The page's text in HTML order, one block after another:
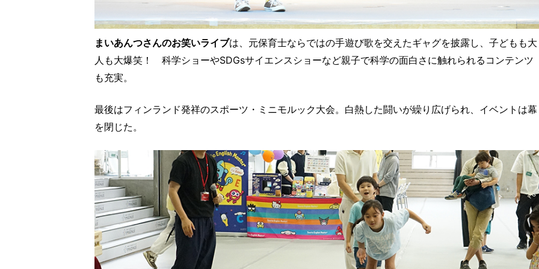
まいあんつさんのお笑いライブは、元保育士ならではの手遊び歌を交えたギャグを披露し、子どもも大
人も大爆笑！ 科学ショーやSDGsサイエンスショーなど親子で科学の面白さに触れられるコンテンツ
も充実。
最後はフィンランド発祥のスポーツ・ミニモルック大会。白熱した闘いが繰り広げられ、イベントは幕
を閉じた。